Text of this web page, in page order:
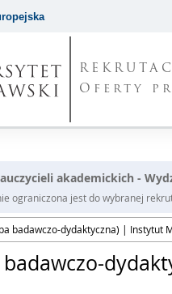
Oferty
akademickich -
ograniczona jest do wybranej
badawczo-dydaktyczna) | Instytut